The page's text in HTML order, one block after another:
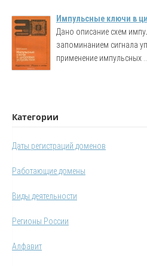
Импульсные ключи в
Дано описание схем
запоминанием сигнала
применение импульсных ...
Категории
Даты регистраций доменов
Работающие домены
Виды деятельности
Регионы России
Алфавит